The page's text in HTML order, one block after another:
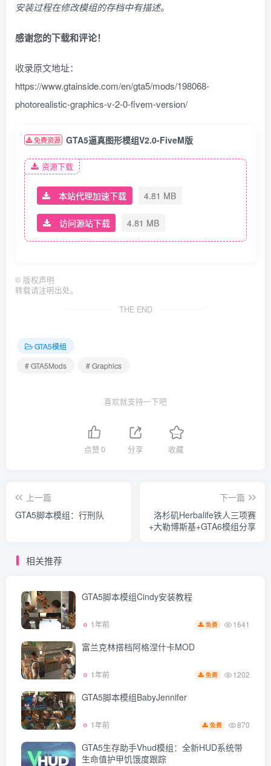
安装过程在修改模组的存档中有描述。
感谢您的下载和评论！
收录原文地址：
https://www.gtainside.com/en/gta5/mods/198068-
photorealistic-graphics-v-2-0-fivem-version/
免费资源 GTA5逼真图形模组V2.0-FiveM版
资源下载
本站代理加速下载 4.81 MB
访问源站下载 4.81 MB
© 版权声明
转载请注明出处。
THE END
GTA5模组
# GTA5Mods
# Graphics
喜欢就支持一下吧
点赞0 分享 收藏
上一篇
GTA5脚本模组：行刑队
下一篇
洛杉矶Herbalife铁人三项赛
+大勒博斯基+GTA6模组分享
相关推荐
GTA5脚本模组Cindy安装教程
1年前 免费 1641
富兰克林搭档阿格涅什卡MOD
1年前 免费 1202
GTA5脚本模组BabyJennifer
1年前 免费 870
GTA5生存助手Vhud模组：全新HUD系统带
生命值护甲饥饿度跟踪